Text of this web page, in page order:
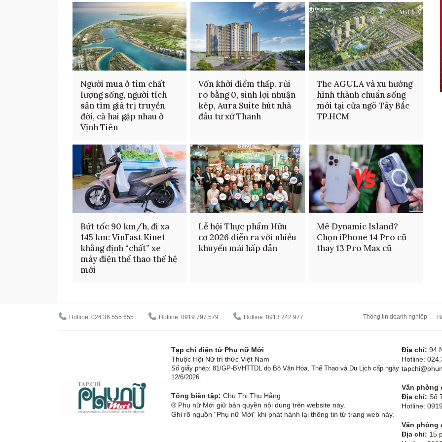
Người mua ở tìm chất
lượng sống, người tích
sản tìm giá trị truyền
đời, cả hai gặp nhau ở
Vịnh Tiên
Vốn khởi điểm thấp, rủi
ro bằng 0, sinh lợi nhuận
kép, Aura Suite hút nhà
đầu tư xứ Thanh
The AGULA và xu hướng
hình thành chuẩn sống
mới tại cửa ngõ Tây Bắc
TP.HCM
Bứt tốc 90 km/h, đi xa
145 km: VinFast Kinet
khẳng định “chất” xe
máy điện thể thao thế hệ
mới
Lễ hội Thực phẩm Hữu
cơ 2026 diễn ra với nhiều
khuyến mãi hấp dẫn
Mê Dynamic Island?
Chọn iPhone 14 Pro cũ
thay 13 Pro Max cũ
Hotline: 024.36.555.655 Hotline: 0919.797.579 Hotline: 0913.242.977 Thông tin doanh nghiệp
Tạp chí điện tử Phụ nữ Mới
Thuộc Hội Nữ trí thức Việt Nam
Số giấy phép: 81/GP-BVHTTDL do Bộ Văn Hóa, Thể Thao và Du Lịch cấp ngày
12/6/2026.
Tổng biên tập: Chu Thị Thu Hằng
® Phụ nữ Mới giữ bản quyền nội dung trên website này.
Ghi rõ nguồn "Phụ nữ Mới" khi phát hành lại thông tin từ trang web này.
Địa chỉ: 94
Hotline:
Văn phòng
Địa chỉ: Số
Hotline:
Văn phòng
Địa chỉ: 15